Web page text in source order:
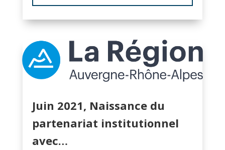
Juin 2021, Naissance du
partenariat institutionnel
avec…